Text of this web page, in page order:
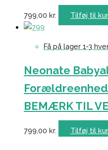
799,00 kr. Tilføj til
Få på lager 1-3
Neonate
Forældreenhed
BEMÆRK TIL
799,00 kr. Tilføj til